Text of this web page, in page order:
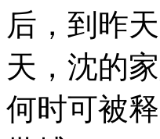
后，到昨
天，沈的
何时可被